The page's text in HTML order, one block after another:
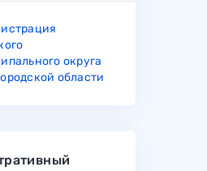
округа
области